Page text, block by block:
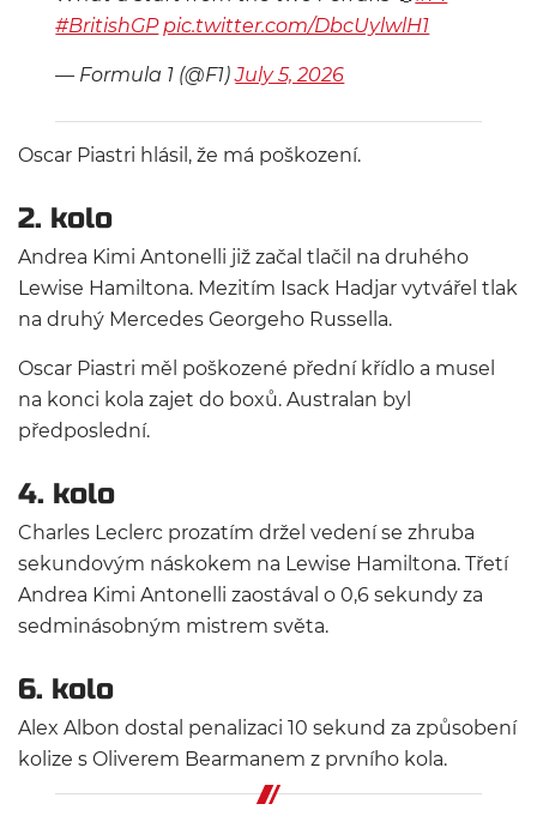
#BritishGP pic.twitter.com/DbcUylwlH1
— Formula 1 (@F1)July 5, 2026
Oscar Piastri hlásil, že má poškození.
2. kolo
Andrea Kimi Antonelli již začal tlačil na druhého
Lewise Hamiltona. Mezitím Isack Hadjar vytvářel tlak
na druhý Mercedes Georgeho Russella.
Oscar Piastri měl poškozené přední křídlo a musel
na konci kola zajet do boxů. Australan byl
předposlední.
4. kolo
Charles Leclerc prozatím držel vedení se zhruba
sekundovým náskokem na Lewise Hamiltona. Třetí
Andrea Kimi Antonelli zaostával o 0,6 sekundy za
sedminásobným mistrem světa.
6. kolo
Alex Albon dostal penalizaci 10 sekund za způsobení
kolize s Oliverem Bearmanem z prvního kola.